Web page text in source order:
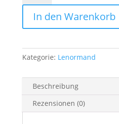
für
Einsteiger
Menge
In den Warenkorb
Kategorie: Lenormand
Beschreibung
Rezensionen (0)